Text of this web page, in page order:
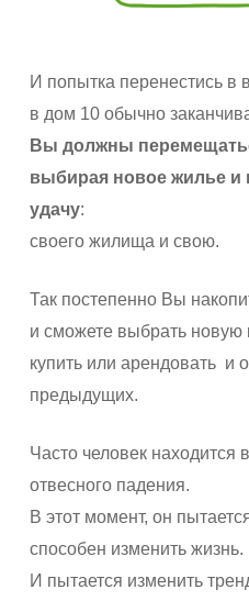
И попытка перенестись в
в дом 10 обычно
Вы должны
выбирая новое жилье и
удачу:
своего жилища и свою.
Так постепенно Вы
и сможете выбрать новую
купить или арендовать и
предыдущих.
Часто человек находится
отвесного падения.
В этот момент, он
способен изменить жизнь.
И пытается изменить